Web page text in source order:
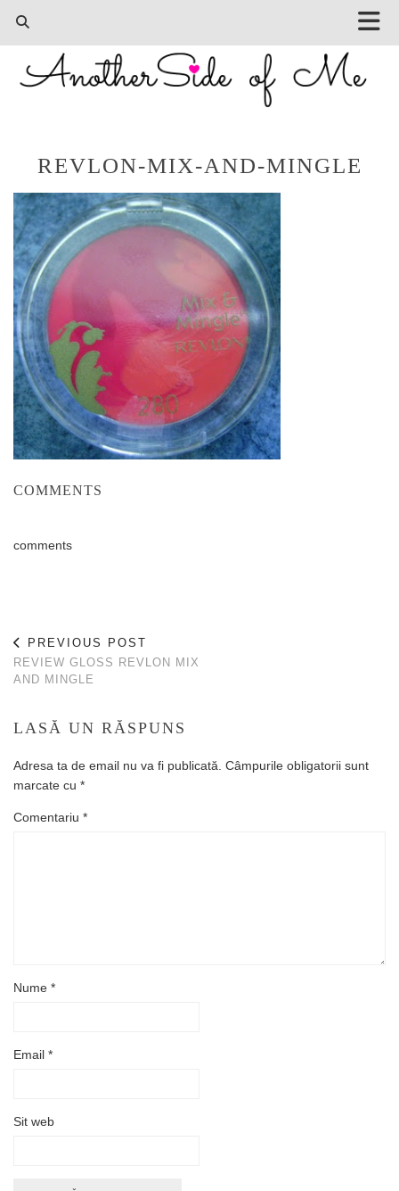
REVLON-MIX-AND-MINGLE
COMMENTS
comments
PREVIOUS POST
REVIEW GLOSS REVLON MIX
AND MINGLE
LASĂ UN RĂSPUNS
Adresa ta de email nu va fi publicată. Câmpurile obligatorii sunt
marcate cu *
Comentariu *
Nume *
Email *
Sit web